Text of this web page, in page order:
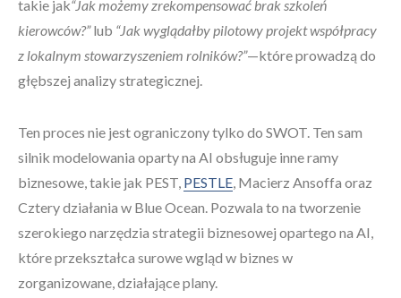
takie jak“Jak możemy zrekompensować brak szkoleń
kierowców?”lub “Jak wyglądałby pilotowy projekt współpracy
z lokalnym stowarzyszeniem rolników?”—które prowadzą do
głębszej analizy strategicznej.
Ten proces nie jest ograniczony tylko do SWOT. Ten sam
silnik modelowania oparty na AI obsługuje inne ramy
biznesowe, takie jak PEST, PESTLE, Macierz Ansoffa oraz
Cztery działania w Blue Ocean. Pozwala to na tworzenie
szerokiego narzędzia strategii biznesowej opartego na AI,
które przekształca surowe wgląd w biznes w
zorganizowane, działające plany.